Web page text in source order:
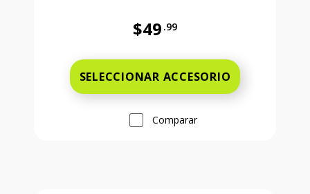
$49 .99
SELECCIONAR ACCESORIO
Comparar